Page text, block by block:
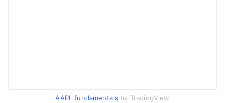
AAPL fundamentals by TradingView